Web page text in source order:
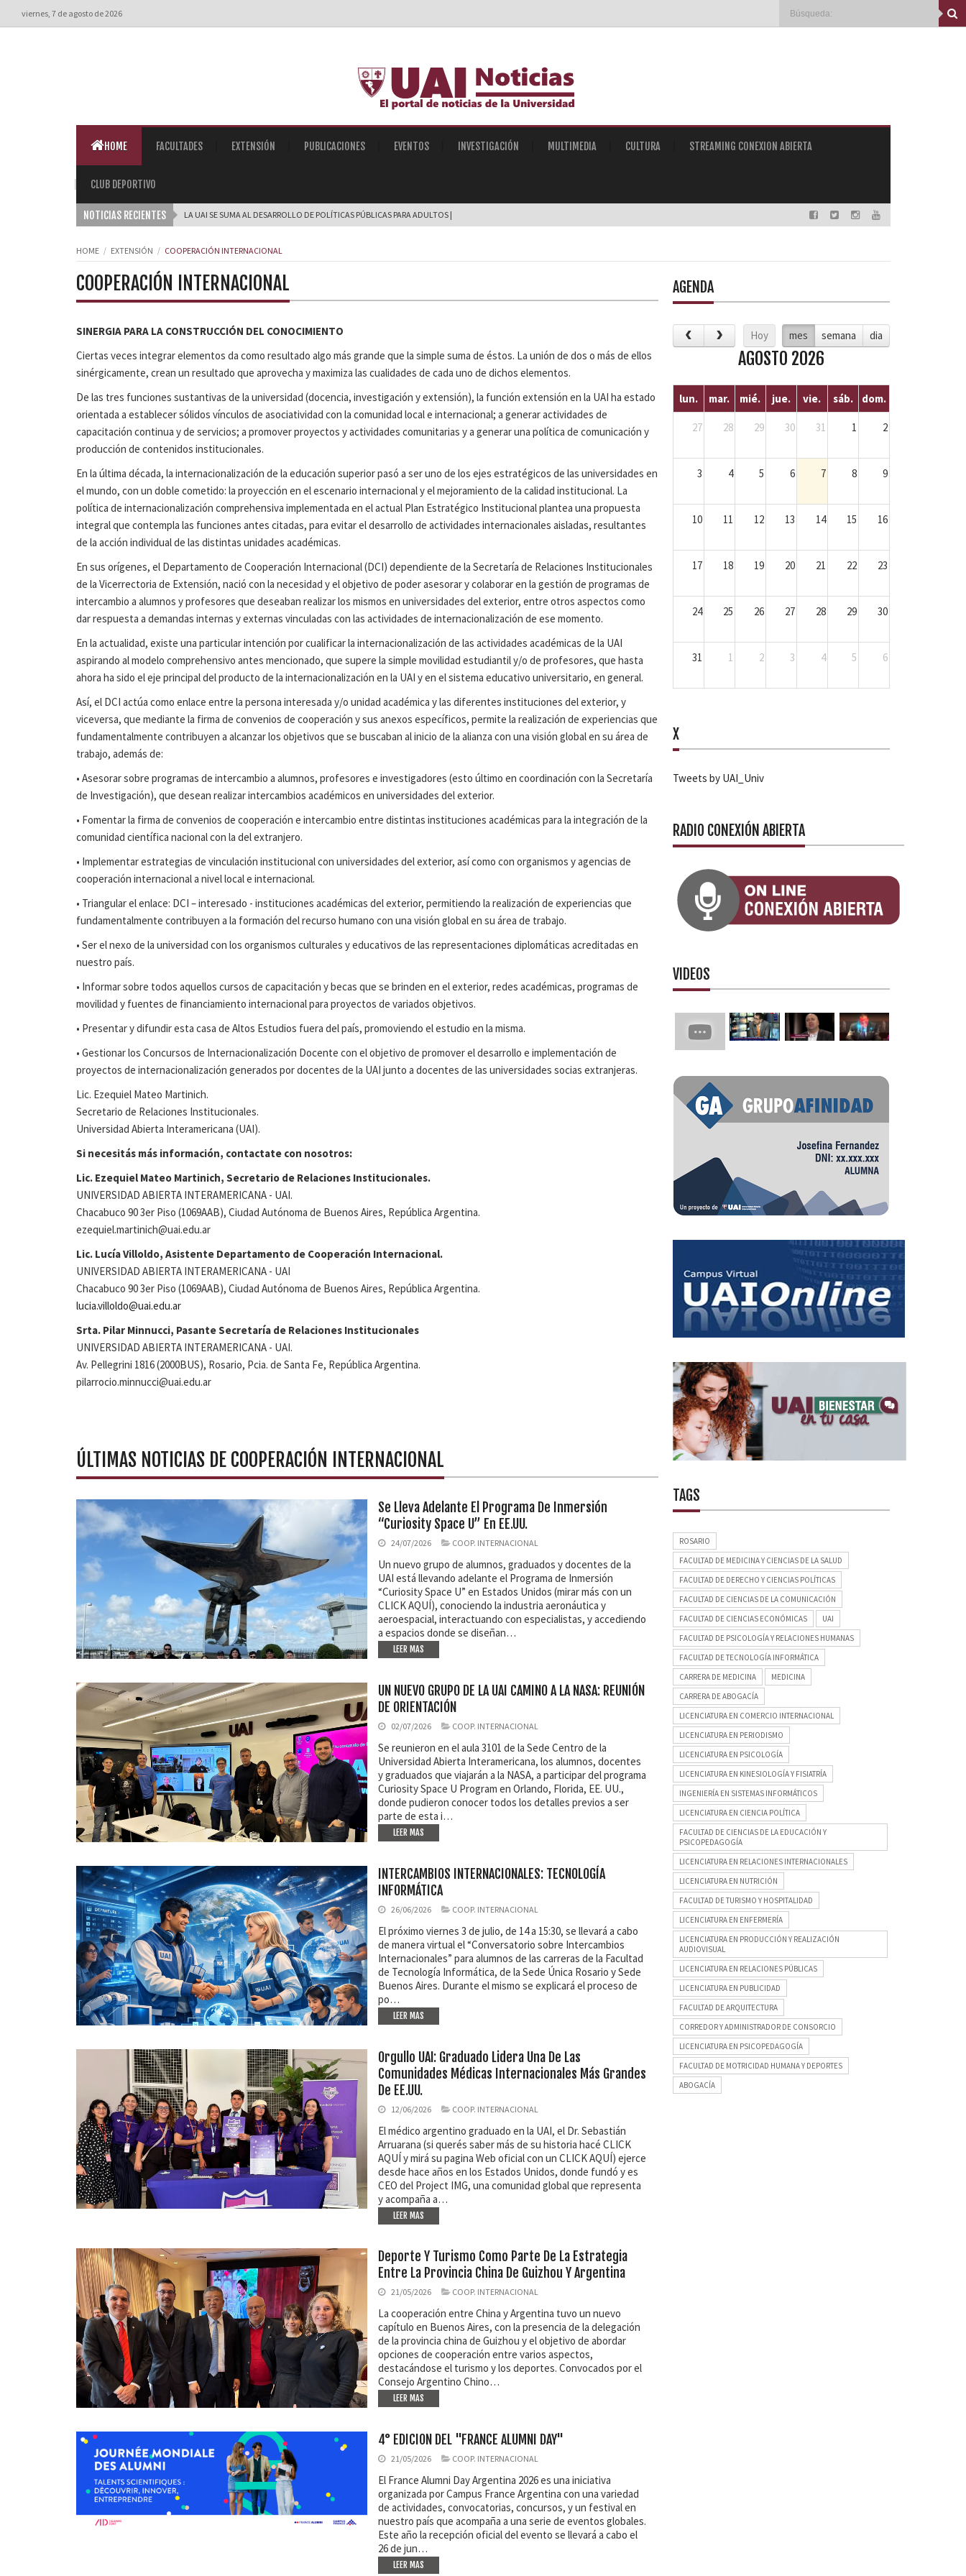
viernes, 7 de agosto de 2026
HOME FACULTADES EXTENSIÓN PUBLICACIONES EVENTOS INVESTIGACIÓN MULTIMEDIA CULTURA STREAMING CONEXION ABIERTA
CLUB DEPORTIVO
NOTICIAS RECIENTES LA UAI SE SUMA AL DESARROLLO DE POLÍTICAS PÚBLICAS PARA ADULTOS MAYORES EN ROSA_
HOME EXTENSIÓN COOPERACIÓN INTERNACIONAL
COOPERACIÓN INTERNACIONAL
SINERGIA PARA LA CONSTRUCCIÓN DEL CONOCIMIENTO
Ciertas veces integrar elementos da como resultado algo más grande que la simple suma de éstos. La unión de dos o más de ellos
sinérgicamente, crean un resultado que aprovecha y maximiza las cualidades de cada uno de dichos elementos.
De las tres funciones sustantivas de la universidad (docencia, investigación y extensión), la función extensión en la UAI ha estado
orientada a establecer sólidos vínculos de asociatividad con la comunidad local e internacional; a generar actividades de
capacitación continua y de servicios; a promover proyectos y actividades comunitarias y a generar una política de comunicación y
producción de contenidos institucionales.
En la última década, la internacionalización de la educación superior pasó a ser uno de los ejes estratégicos de las universidades en
el mundo, con un doble cometido: la proyección en el escenario internacional y el mejoramiento de la calidad institucional. La
política de internacionalización comprehensiva implementada en el actual Plan Estratégico Institucional plantea una propuesta
integral que contempla las funciones antes citadas, para evitar el desarrollo de actividades internacionales aisladas, resultantes
de la acción individual de las distintas unidades académicas.
En sus orígenes, el Departamento de Cooperación Internacional (DCI) dependiente de la Secretaría de Relaciones Institucionales
de la Vicerrectoria de Extensión, nació con la necesidad y el objetivo de poder asesorar y colaborar en la gestión de programas de
intercambio a alumnos y profesores que deseaban realizar los mismos en universidades del exterior, entre otros aspectos como
dar respuesta a demandas internas y externas vinculadas con las actividades de internacionalización de ese momento.
En la actualidad, existe una particular intención por cualificar la internacionalización de las actividades académicas de la UAI
aspirando al modelo comprehensivo antes mencionado, que supere la simple movilidad estudiantil y/o de profesores, que hasta
ahora ha sido el eje principal del producto de la internacionalización en la UAI y en el sistema educativo universitario, en general.
Así, el DCI actúa como enlace entre la persona interesada y/o unidad académica y las diferentes instituciones del exterior, y
viceversa, que mediante la firma de convenios de cooperación y sus anexos específicos, permite la realización de experiencias que
fundamentalmente contribuyen a alcanzar los objetivos que se buscaban al inicio de la alianza con una visión global en su área de
trabajo, además de:
• Asesorar sobre programas de intercambio a alumnos, profesores e investigadores (esto último en coordinación con la Secretaría
de Investigación), que desean realizar intercambios académicos en universidades del exterior.
• Fomentar la firma de convenios de cooperación e intercambio entre distintas instituciones académicas para la integración de la
comunidad científica nacional con la del extranjero.
• Implementar estrategias de vinculación institucional con universidades del exterior, así como con organismos y agencias de
cooperación internacional a nivel local e internacional.
• Triangular el enlace: DCI – interesado - instituciones académicas del exterior, permitiendo la realización de experiencias que
fundamentalmente contribuyen a la formación del recurso humano con una visión global en su área de trabajo.
• Ser el nexo de la universidad con los organismos culturales y educativos de las representaciones diplomáticas acreditadas en
nuestro país.
• Informar sobre todos aquellos cursos de capacitación y becas que se brinden en el exterior, redes académicas, programas de
movilidad y fuentes de financiamiento internacional para proyectos de variados objetivos.
• Presentar y difundir esta casa de Altos Estudios fuera del país, promoviendo el estudio en la misma.
• Gestionar los Concursos de Internacionalización Docente con el objetivo de promover el desarrollo e implementación de
proyectos de internacionalización generados por docentes de la UAI junto a docentes de las universidades socias extranjeras.
Lic. Ezequiel Mateo Martinich.
Secretario de Relaciones Institucionales.
Universidad Abierta Interamericana (UAI).
Si necesitás más información, contactate con nosotros:
Lic. Ezequiel Mateo Martinich, Secretario de Relaciones Institucionales.
UNIVERSIDAD ABIERTA INTERAMERICANA - UAI.
Chacabuco 90 3er Piso (1069AAB), Ciudad Autónoma de Buenos Aires, República Argentina.
ezequiel.martinich@uai.edu.ar
Lic. Lucía Villoldo, Asistente Departamento de Cooperación Internacional.
UNIVERSIDAD ABIERTA INTERAMERICANA - UAI
Chacabuco 90 3er Piso (1069AAB), Ciudad Autónoma de Buenos Aires, República Argentina.
lucia.villoldo@uai.edu.ar
Srta. Pilar Minnucci, Pasante Secretaría de Relaciones Institucionales
UNIVERSIDAD ABIERTA INTERAMERICANA - UAI.
Av. Pellegrini 1816 (2000BUS), Rosario, Pcia. de Santa Fe, República Argentina.
pilarrocio.minnucci@uai.edu.ar
ÚLTIMAS NOTICIAS DE COOPERACIÓN INTERNACIONAL
Se Lleva Adelante El Programa De Inmersión
“Curiosity Space U” En EE.UU.
24/07/2026 COOP. INTERNACIONAL
Un nuevo grupo de alumnos, graduados y docentes de la
UAI está llevando adelante el Programa de Inmersión
“Curiosity Space U” en Estados Unidos (mirar más con un
CLICK AQUÍ), conociendo la industria aeronáutica y
aeroespacial, interactuando con especialistas, y accediendo
a espacios donde se diseñan…
LEER MAS
UN NUEVO GRUPO DE LA UAI CAMINO A LA NASA: REUNIÓN
DE ORIENTACIÓN
02/07/2026 COOP. INTERNACIONAL
Se reunieron en el aula 3101 de la Sede Centro de la
Universidad Abierta Interamericana, los alumnos, docentes
y graduados que viajarán a la NASA, a participar del programa
Curiosity Space U Program en Orlando, Florida, EE. UU.,
donde pudieron conocer todos los detalles previos a ser
parte de esta i…
LEER MAS
INTERCAMBIOS INTERNACIONALES: TECNOLOGÍA
INFORMÁTICA
26/06/2026 COOP. INTERNACIONAL
El próximo viernes 3 de julio, de 14 a 15:30, se llevará a cabo
de manera virtual el “Conversatorio sobre Intercambios
Internacionales” para alumnos de las carreras de la Facultad
de Tecnología Informática, de la Sede Única Rosario y Sede
Buenos Aires. Durante el mismo se explicará el proceso de
po…
LEER MAS
Orgullo UAI: Graduado Lidera Una De Las
Comunidades Médicas Internacionales Más Grandes
De EE.UU.
12/06/2026 COOP. INTERNACIONAL
El médico argentino graduado en la UAI, el Dr. Sebastián
Arruarana (si querés saber más de su historia hacé CLICK
AQUÍ y mirá su pagina Web oficial con un CLICK AQUÍ) ejerce
desde hace años en los Estados Unidos, donde fundó y es
CEO del Project IMG, una comunidad global que representa
y acompaña a…
LEER MAS
Deporte Y Turismo Como Parte De La Estrategia
Entre La Provincia China De Guizhou Y Argentina
21/05/2026 COOP. INTERNACIONAL
La cooperación entre China y Argentina tuvo un nuevo
capítulo en Buenos Aires, con la presencia de la delegación
de la provincia china de Guizhou y el objetivo de abordar
opciones de cooperación entre varios aspectos,
destacándose el turismo y los deportes. Convocados por el
Consejo Argentino Chino…
LEER MAS
4° EDICION DEL "FRANCE ALUMNI DAY"
21/05/2026 COOP. INTERNACIONAL
El France Alumni Day Argentina 2026 es una iniciativa
organizada por Campus France Argentina con una variedad
de actividades, convocatorias, concursos, y un festival en
nuestro país que acompaña a una serie de eventos globales.
Este año la recepción oficial del evento se llevará a cabo el
26 de jun…
LEER MAS
AGENDA
Hoy mes semana dia
AGOSTO 2026
lun. mar. mié. jue. vie. sáb. dom.
27 28 29 30 31 1 2
3 4 5 6 7 8 9
10 11 12 13 14 15 16
17 18 19 20 21 22 23
24 25 26 27 28 29 30
31 1 2 3 4 5 6
X
Tweets by UAI_Univ
RADIO CONEXIÓN ABIERTA
VIDEOS
TAGS
ROSARIO
FACULTAD DE MEDICINA Y CIENCIAS DE LA SALUD
FACULTAD DE DERECHO Y CIENCIAS POLÍTICAS
FACULTAD DE CIENCIAS DE LA COMUNICACIÓN
FACULTAD DE CIENCIAS ECONÓMICAS
UAI
FACULTAD DE PSICOLOGÍA Y RELACIONES HUMANAS
FACULTAD DE TECNOLOGÍA INFORMÁTICA
CARRERA DE MEDICINA
MEDICINA
CARRERA DE ABOGACÍA
LICENCIATURA EN COMERCIO INTERNACIONAL
LICENCIATURA EN PERIODISMO
LICENCIATURA EN PSICOLOGÍA
LICENCIATURA EN KINESIOLOGÍA Y FISIATRÍA
INGENIERÍA EN SISTEMAS INFORMÁTICOS
LICENCIATURA EN CIENCIA POLÍTICA
FACULTAD DE CIENCIAS DE LA EDUCACIÓN Y
PSICOPEDAGOGÍA
LICENCIATURA EN RELACIONES INTERNACIONALES
LICENCIATURA EN NUTRICIÓN
FACULTAD DE TURISMO Y HOSPITALIDAD
LICENCIATURA EN ENFERMERÍA
LICENCIATURA EN PRODUCCIÓN Y REALIZACIÓN
AUDIOVISUAL
LICENCIATURA EN RELACIONES PÚBLICAS
LICENCIATURA EN PUBLICIDAD
FACULTAD DE ARQUITECTURA
CORREDOR Y ADMINISTRADOR DE CONSORCIO
LICENCIATURA EN PSICOPEDAGOGÍA
FACULTAD DE MOTRICIDAD HUMANA Y DEPORTES
ABOGACÍA